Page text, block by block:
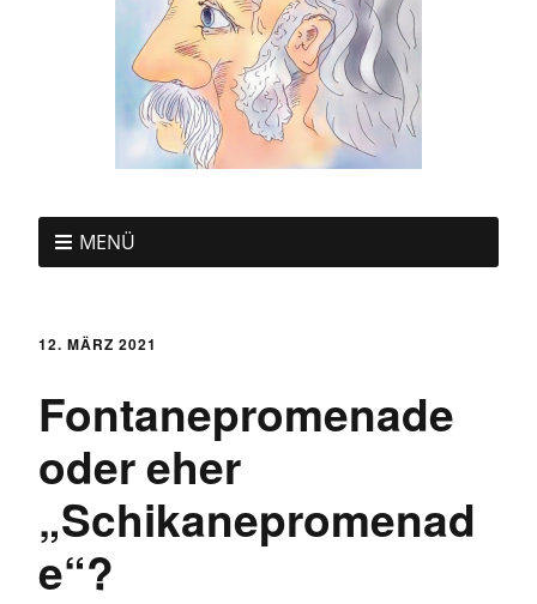
MENÜ
12. MÄRZ 2021
Fontanepromenade
oder eher
„Schikanepromenad
e“?